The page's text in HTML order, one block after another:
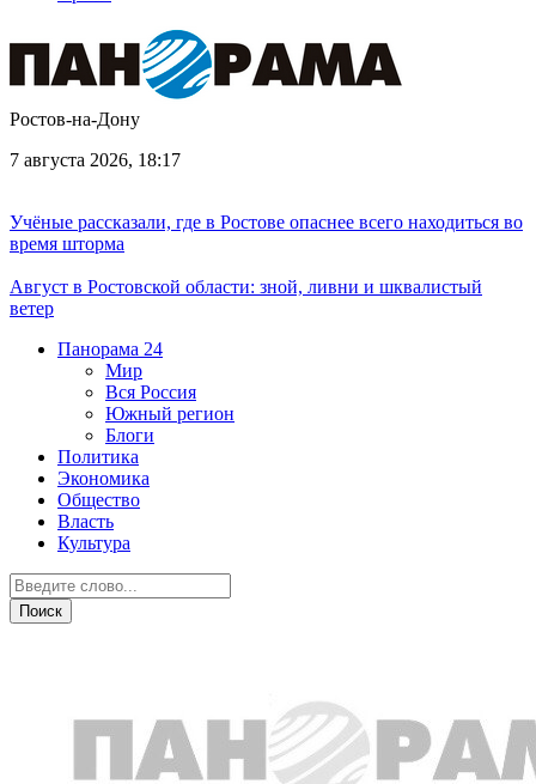
Ростов-на-Дону
7 августа 2026, 18:17
Учёные рассказали, где в Ростове опаснее всего находиться во
время шторма
Август в Ростовской области: зной, ливни и шквалистый
ветер
Панорама 24
Мир
Вся Россия
Южный регион
Блоги
Политика
Экономика
Общество
Власть
Культура